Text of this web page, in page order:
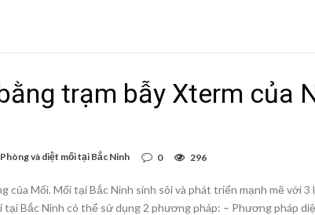
trạm bẫy Xterm của
Phòng và diệt mối tại Bắc Ninh 0 296
của Mối. Mối tại Bắc Ninh sinh sôi và phát triển mạnh mẽ với 3
tại Bắc Ninh có thể sử dụng 2 phương pháp: – Phương pháp